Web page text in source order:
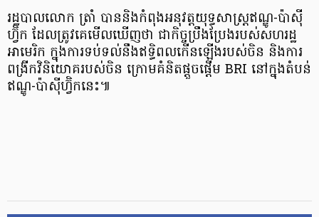
រដ្ឋបាល​លោក​ ត្រាំ បាននិង​កំពុង​អនុវត្ត​យុទ្ធសាស្ត្រឥណ្ឌូ-ប៉ាស៊ី
ហ្វ៊ិក ដែលត្រូវគេមើលឃើញថា ជា​កិច្ច​ប្រឹងប្រែង​របស់​សហរដ្ឋ​
អាមេរិក​ ក្នុងការ​ទប់ទល់​នឹង​ឥទ្ធិពល​កើនឡើង​របស់ចិន និងការ
ពង្រីក​វិនិយោគ​របស់​ចិន ក្រោម​គំនិតផ្តួចផ្ដើម BRI នៅក្នុងតំបន់​
ឥណ្ឌូ-ប៉ាស៊ីហ្វ៊ិកនេះ៕